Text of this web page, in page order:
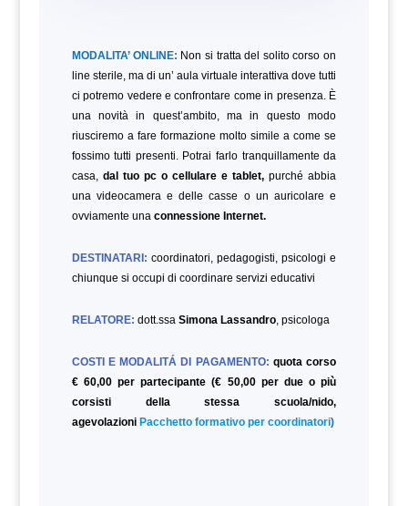
MODALITA’ ONLINE: Non si tratta del solito corso on
line sterile, ma di un’ aula virtuale interattiva dove tutti
ci potremo vedere e confrontare come in presenza. È
una novità in quest’ambito, ma in questo modo
riusciremo a fare formazione molto simile a come se
fossimo tutti presenti. Potrai farlo tranquillamente da
casa, dal tuo pc o cellulare e tablet, purché abbia
una videocamera e delle casse o un auricolare e
ovviamente una connessione Internet.
DESTINATARI: coordinatori, pedagogisti, psicologi e
chiunque si occupi di coordinare servizi educativi
RELATORE: dott.ssa Simona Lassandro, psicologa
COSTI E MODALITÁ DI PAGAMENTO: quota corso
€ 60,00 per partecipante (€ 50,00 per due o più
corsisti della stessa scuola/nido,
agevolazioni Pacchetto formativo per coordinatori)